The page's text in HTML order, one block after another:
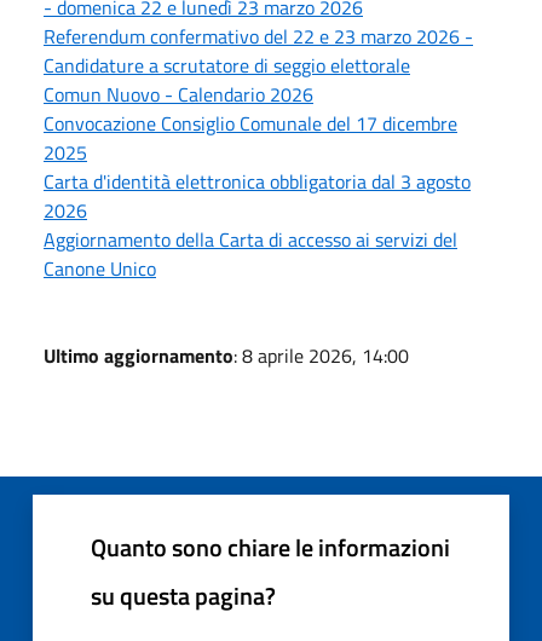
- domenica 22 e lunedì 23 marzo 2026
Referendum confermativo del 22 e 23 marzo 2026 -
Candidature a scrutatore di seggio elettorale
Comun Nuovo - Calendario 2026
Convocazione Consiglio Comunale del 17 dicembre
2025
Carta d'identità elettronica obbligatoria dal 3 agosto
2026
Aggiornamento della Carta di accesso ai servizi del
Canone Unico
Ultimo aggiornamento: 8 aprile 2026, 14:00
Quanto sono chiare le informazioni
su questa pagina?